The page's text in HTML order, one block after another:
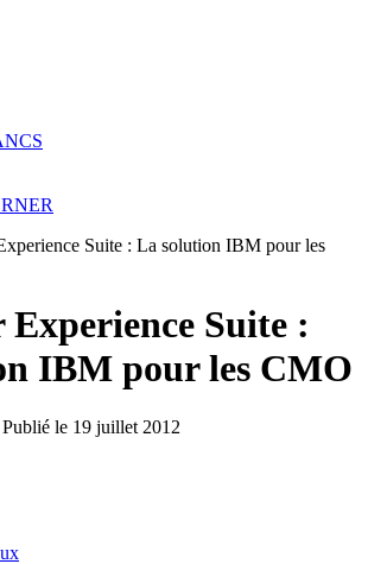
Suite : La solution IBM pour les
Experience Suite :
IBM pour les CMO
le 19 juillet 2012